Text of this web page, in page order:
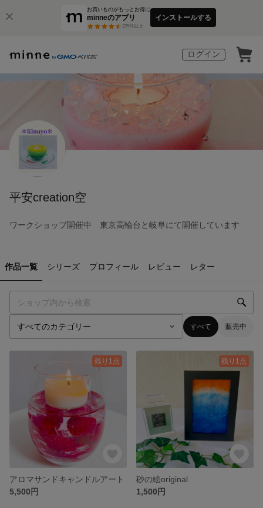
お買いものがもっとお得に
minneのアプリ
3万件以上
インストールする
ログイン
平安creation空
ワークショップ開催中 東京高輪台と岐阜にて開催しています
作品一覧 シリーズ プロフィール レビュー レター
すべて 販売中
残り1点
アロマサンドキャンドルアート
5,500円
残り1点
砂の絵original
1,500円